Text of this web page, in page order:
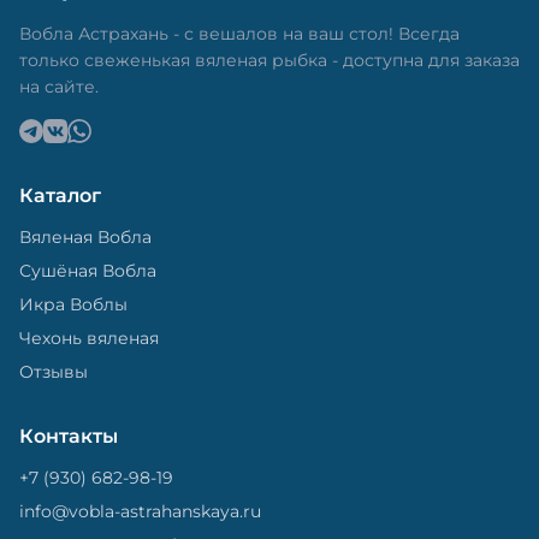
теряла влагу. Вяленая вобла — это не просто
вкусная еда, но и пример того, как можно сочетать
старые рецепты и современные технологии. Её
можно есть с напитками, и это будет очень вкусно.
Вобла Астрахань - с вешалов на ваш стол! Всегда
только свеженькая вяленая рыбка - доступна для заказа
на сайте.
Каталог
Вяленая Вобла
Сушёная Вобла
Икра Воблы
Чехонь вяленая
Отзывы
Контакты
+7 (930) 682-98-19
info@vobla-astrahanskaya.ru